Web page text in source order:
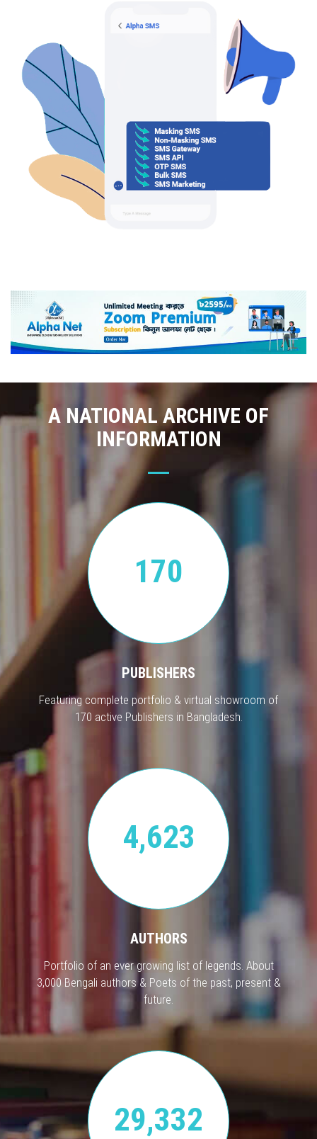
A NATIONAL ARCHIVE OF
INFORMATION
170
PUBLISHERS
Featuring complete portfolio & virtual showroom of
170 active Publishers in Bangladesh.
4,623
AUTHORS
Portfolio of an ever growing list of legends. About
3,000 Bengali authors & Poets of the past, present &
future.
29,332